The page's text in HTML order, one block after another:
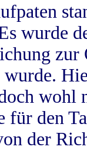
wurde
zur
wurde.
wohl
für den
der